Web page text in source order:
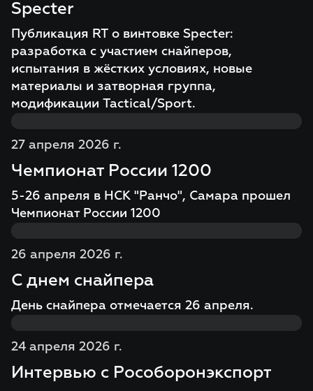
Specter
Публикация RT о винтовке Specter:
разработка с участием снайперов,
испытания в жёстких условиях, новые
материалы и затворная группа,
модификации Tactical/Sport.
27 апреля 2026 г.
Чемпионат России 1200
5-26 апреля в НСК "Ранчо", Самара прошел
Чемпионат России 1200
26 апреля 2026 г.
С днем снайпера
День снайпера отмечается 26 апреля.
24 апреля 2026 г.
Интервью с Рособоронэкспорт